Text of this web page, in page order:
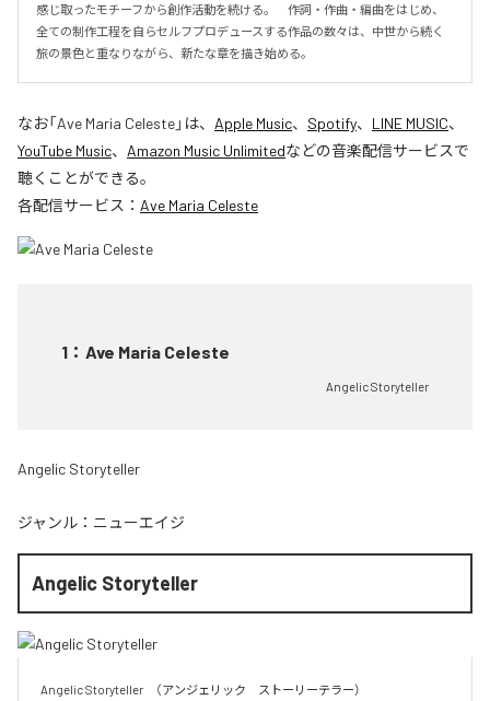
感じ取ったモチーフから創作活動を続ける。　作詞・作曲・編曲をはじめ、
全ての制作工程を自らセルフプロデュースする作品の数々は、中世から続く
旅の景色と重なりながら、新たな章を描き始める。
なお「Ave Maria Celeste」は、 Apple Music、 Spotify、 LINE MUSIC、
YouTube Music、 Amazon Music Unlimitedなどの音楽配信サービスで
聴くことができる。
各配信サービス： Ave Maria Celeste
1 ： Ave Maria Celeste
Angelic Storyteller
Angelic Storyteller
ジャンル： ニューエイジ
Angelic Storyteller
Angelic Storyteller　（アンジェリック　ストーリーテラー）